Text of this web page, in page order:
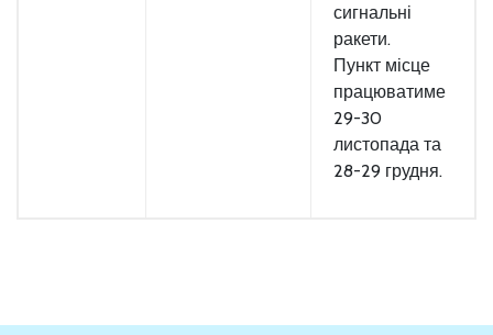
сигнальні
ракети.
Пункт місце
працюватиме
29-30
листопада та
28-29 грудня.